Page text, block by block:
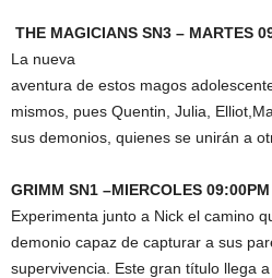
THE MAGICIANS SN3 – MARTES
La nueva
aventura de estos magos
mismos, pues Quentin, Julia,
sus demonios, quienes se unirán a
GRIMM SN1 –MIERCOLES 09:00PM
Experimenta junto a Nick el camino
demonio capaz de capturar a sus
supervivencia. Este gran título llega